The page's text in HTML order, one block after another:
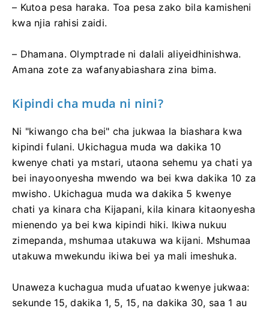
– Kutoa pesa haraka. Toa pesa zako bila kamisheni
kwa njia rahisi zaidi.
– Dhamana. Olymptrade ni dalali aliyeidhinishwa.
Amana zote za wafanyabiashara zina bima.
Kipindi cha muda ni nini?
Ni "kiwango cha bei" cha jukwaa la biashara kwa
kipindi fulani. Ukichagua muda wa dakika 10
kwenye chati ya mstari, utaona sehemu ya chati ya
bei inayoonyesha mwendo wa bei kwa dakika 10 za
mwisho. Ukichagua muda wa dakika 5 kwenye
chati ya kinara cha Kijapani, kila kinara kitaonyesha
mienendo ya bei kwa kipindi hiki. Ikiwa nukuu
zimepanda, mshumaa utakuwa wa kijani. Mshumaa
utakuwa mwekundu ikiwa bei ya mali imeshuka.
Unaweza kuchagua muda ufuatao kwenye jukwaa:
sekunde 15, dakika 1, 5, 15, na dakika 30, saa 1 au